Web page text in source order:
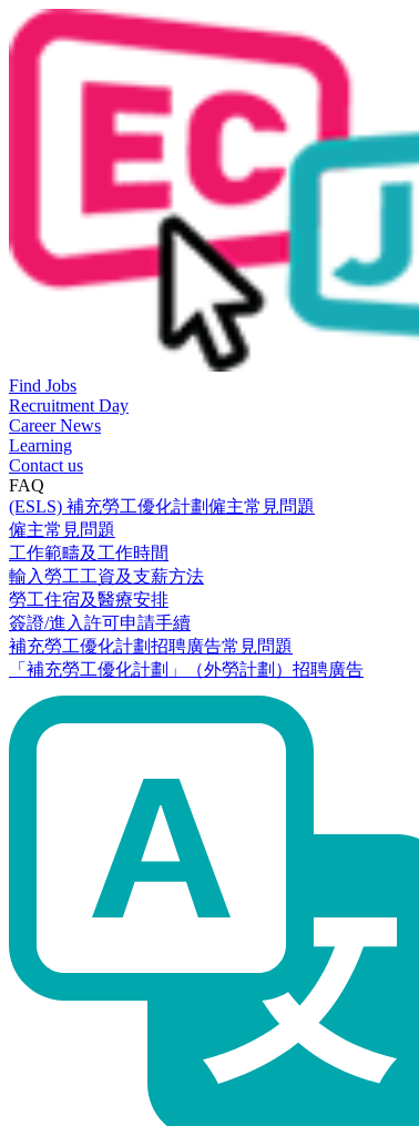
Find Jobs
Recruitment Day
Career News
Learning
Contact us
FAQ
(ESLS) 補充勞工優化計劃僱主常見問題
僱主常見問題
工作範疇及工作時間
輸入勞工工資及支薪方法
勞工住宿及醫療安排
簽證/進入許可申請手續
補充勞工優化計劃招聘廣告常見問題
「補充勞工優化計劃」（外勞計劃）招聘廣告